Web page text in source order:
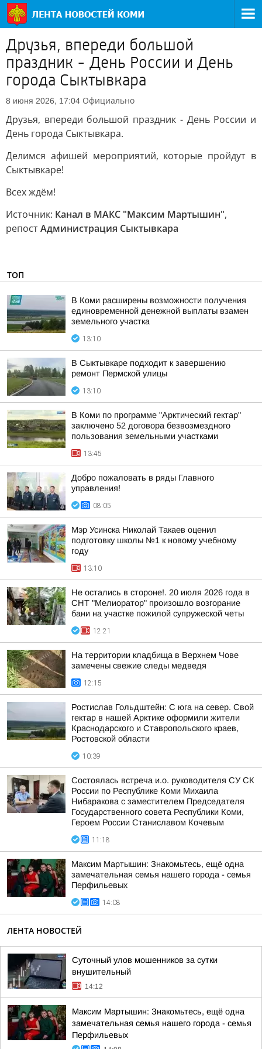
Друзья, впереди большой
праздник - День России и День
города Сыктывкара
8 июня 2026, 17:04 Официально
Друзья, впереди большой праздник - День России и
День города Сыктывкара.
Делимся афишей мероприятий, которые пройдут в
Сыктывкаре!
Всех ждём!
Источник: Канал в МАКС "Максим Мартышин",
репостАдминистрация Сыктывкара
ТОП
В Коми расширены возможности получения
единовременной денежной выплаты взамен
земельного участка
13:10
В Сыктывкаре подходит к завершению
ремонт Пермской улицы
13:10
В Коми по программе "Арктический гектар"
заключено 52 договора безвозмездного
пользования земельными участками
13:45
Добро пожаловать в ряды Главного
управления!
08:05
Мэр Усинска Николай Такаев оценил
подготовку школы №1 к новому учебному
году
13:10
Не остались в стороне!. 20 июля 2026 года в
СНТ "Мелиоратор" произошло возгорание
бани на участке пожилой супружеской четы
12:21
На территории кладбища в Верхнем Чове
замечены свежие следы медведя
12:15
Ростислав Гольдштейн: С юга на север. Свой
гектар в нашей Арктике оформили жители
Краснодарского и Ставропольского краев,
Ростовской области
10:39
Состоялась встреча и.о. руководителя СУ СК
России по Республике Коми Михаила
Нибаракова с заместителем Председателя
Государственного совета Республики Коми,
Героем России Станиславом Кочевым
11:18
Максим Мартышин: Знакомьтесь, ещё одна
замечательная семья нашего города - семья
Перфильевых
14:08
ЛЕНТА НОВОСТЕЙ
Суточный улов мошенников за сутки
внушительный
14:12
Максим Мартышин: Знакомьтесь, ещё одна
замечательная семья нашего города - семья
Перфильевых